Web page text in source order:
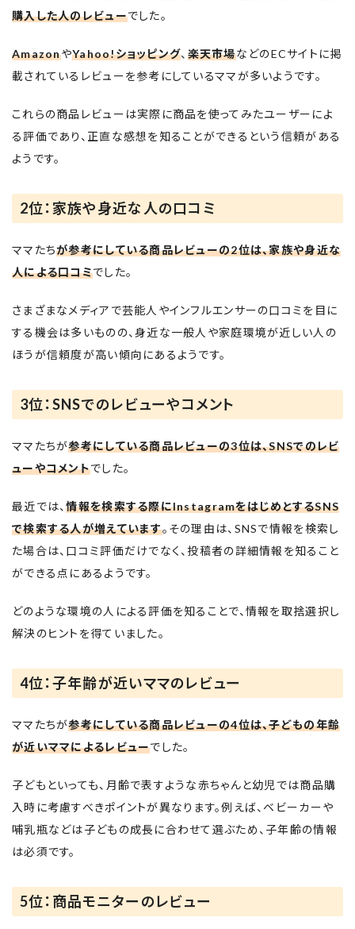
購入した人のレビューでした。
AmazonやYahoo!ショッピング、 楽天市場などのECサイトに掲
載されているレビューを参考にしているママが多いようです。
これらの商品レビューは実際に商品を使ってみたユーザーによ
る評価であり、正直な感想を知ることができるという信頼がある
ようです。
2位：家族や身近な人の口コミ
ママたちが参考にしている商品レビューの2位は、家族や身近な
人による口コミでした。
さまざまなメディアで芸能人やインフルエンサーの口コミを目に
する機会は多いものの、身近な一般人や家庭環境が近しい人の
ほうが信頼度が高い傾向にあるようです。
3位：SNSでのレビューやコメント
ママたちが参考にしている商品レビューの3位は、SNSでのレビ
ューやコメントでした。
最近では、情報を検索する際にInstagramをはじめとするSNS
で検索する人が増えています。その理由は、SNSで情報を検索し
た場合は、口コミ評価だけでなく、投稿者の詳細情報を知ること
ができる点にあるようです。
どのような環境の人による評価を知ることで、情報を取捨選択し
解決のヒントを得ていました。
4位：子年齢が近いママのレビュー
ママたちが参考にしている商品レビューの4位は、子どもの年齢
が近いママによるレビューでした。
子どもといっても、月齢で表すような赤ちゃんと幼児では商品購
入時に考慮すべきポイントが異なります。例えば、ベビーカーや
哺乳瓶などは子どもの成長に合わせて選ぶため、子年齢の情報
は必須です。
5位：商品モニターのレビュー